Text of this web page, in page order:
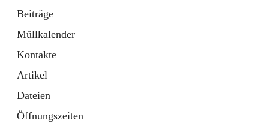
Beiträge
Müllkalender
Kontakte
Artikel
Dateien
Öffnungszeiten
Ordner
in
Tab
Formulare
Artikel
öffnet
in
neuem
Tab